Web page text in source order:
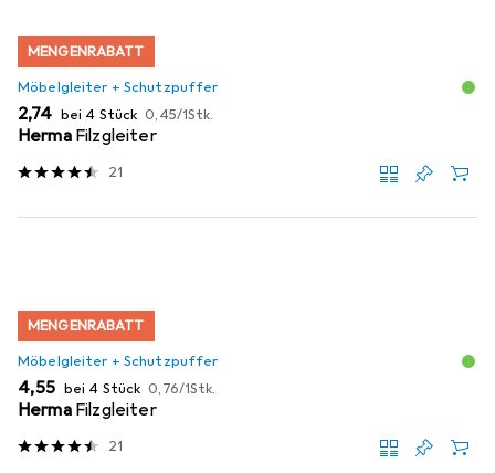
MENGENRABATT
Möbelgleiter + Schutzpuffer
EUR
2,74 bei 4 Stück EUR
0,45/1Stk.
Herma Filzgleiter
21
MENGENRABATT
Möbelgleiter + Schutzpuffer
EUR
4,55 bei 4 Stück EUR
0,76/1Stk.
Herma Filzgleiter
21